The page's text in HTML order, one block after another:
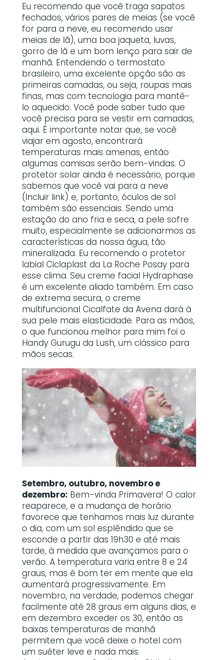
Eu recomendo que você traga sapatos
fechados, vários pares de meias (se você
for para a neve, eu recomendo usar
meias de lã), uma boa jaqueta, luvas,
gorro de lã e um bom lenço para sair de
manhã. Entendendo o termostato
brasileiro, uma excelente opção são as
primeiras camadas, ou seja, roupas mais
finas, mas com tecnologia para mantê-
lo aquecido. Você pode saber tudo que
você precisa para se vestir em camadas,
aqui. É importante notar que, se você
viajar em agosto, encontrará
temperaturas mais amenas, então
algumas camisas serão bem-vindas. O
protetor solar ainda é necessário, porque
sabemos que você vai para a neve
(Incluir link) e, portanto, óculos de sol
também são essenciais. Sendo uma
estação do ano fria e seca, a pele sofre
muito, especialmente se adicionarmos as
características da nossa água, tão
mineralizada. Eu recomendo o protetor
labial Ciclaplast da La Roche Posay para
esse clima. Seu creme facial Hydraphase
é um excelente aliado também. Em caso
de extrema secura, o creme
multifuncional Cicalfate da Avena dará à
sua pele mais elasticidade. Para as mãos,
o que funcionou melhor para mim foi o
Handy Gurugu da Lush, um clássico para
mãos secas.
Setembro, outubro, novembro e
dezembro: Bem-vinda Primavera! O calor
reaparece, e a mudança de horário
favorece que tenhamos mais luz durante
o dia, com um sol esplêndido que se
esconde a partir das 19h30 e até mais
tarde, à medida que avançamos para o
verão. A temperatura varia entre 8 e 24
graus, mas é bom ter em mente que ela
aumentará progressivamente. Em
novembro, na verdade, podemos chegar
facilmente até 28 graus em alguns dias, e
em dezembro exceder os 30, então as
baixas temperaturas de manhã
permitem que você deixe o hotel com
um suéter leve e nada mais.